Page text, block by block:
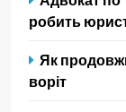
робить
Як
воріт